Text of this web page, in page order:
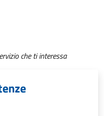
che ti interessa